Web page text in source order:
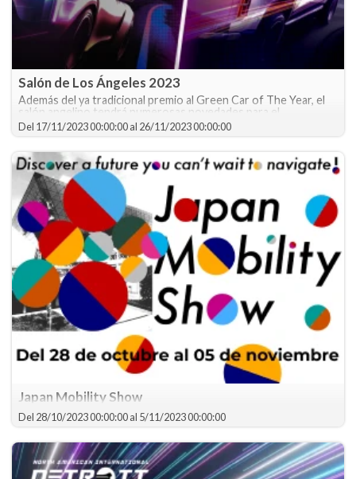
Salón de Los Ángeles 2023
Además del ya tradicional premio al Green Car of The Year, el
salón angelino tendrá numerosas novedades para el
continente americano, así como algunas premieres mundiales
Del 17/11/2023 00:00:00al 26/11/2023 00:00:00
Japan Mobility Show
h
Del 28/10/2023 00:00:00al 5/11/2023 00:00:00